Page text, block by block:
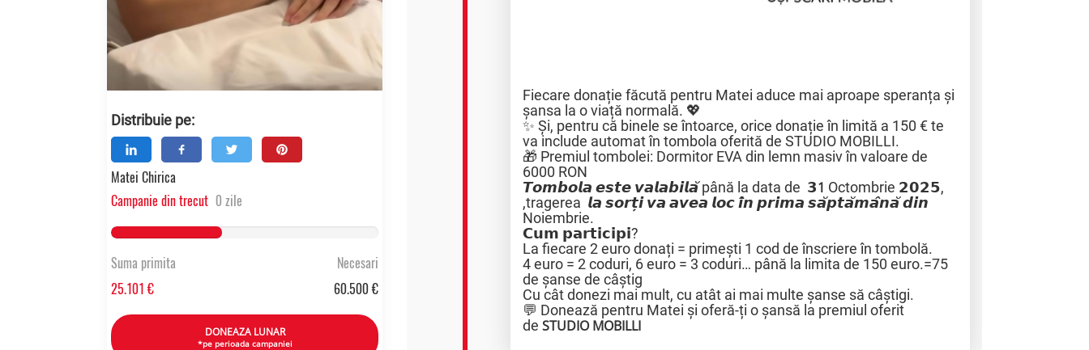
Distribuie pe:
Matei Chirica
Campanie din trecut 0 zile
41.488743801653% Complete
Suma primita
25.101 €
Necesari
60.500 €
DONEAZA LUNAR
*pe perioada campaniei
Fiecare donație făcută pentru Matei aduce mai aproape speranța și
șansa la o viață normală. 💖
✨ Și, pentru că binele se întoarce, orice donație în limită a 150 € te
va include automat în tombola oferită de STUDIO MOBILLI.
🎁 Premiul tombolei: Dormitor EVA din lemn masiv în valoare de
6000 RON
𝙏𝙤𝙢𝙗𝙤𝙡𝙖 𝙚𝙨𝙩𝙚 𝙫𝙖𝙡𝙖𝙗𝙞𝙡𝙖̆ până la data de 𝟯1 Octombrie 𝟮𝟬𝟮𝟱,
,tragerea 𝙡𝙖 𝙨𝙤𝙧𝙩̦𝙞 𝙫𝙖 𝙖𝙫𝙚𝙖 𝙡𝙤𝙘 𝙞̂𝙣 𝙥𝙧𝙞𝙢𝙖 𝙨𝙖̆𝙥𝙩𝙖̆𝙢𝙖̂𝙣𝙖̆ 𝙙𝙞𝙣
Noiembrie.
𝗖𝘂𝗺 𝗽𝗮𝗿𝘁𝗶𝗰𝗶𝗽𝗶?
La fiecare 2 euro donați = primești 1 cod de înscriere în tombolă.
4 euro = 2 coduri, 6 euro = 3 coduri… până la limita de 150 euro.=75
de șanse de câștig
Cu cât donezi mai mult, cu atât ai mai multe șanse să câștigi.
💬 Donează pentru Matei și oferă-ți o șansă la premiul oferit
deSTUDIO MOBILLI